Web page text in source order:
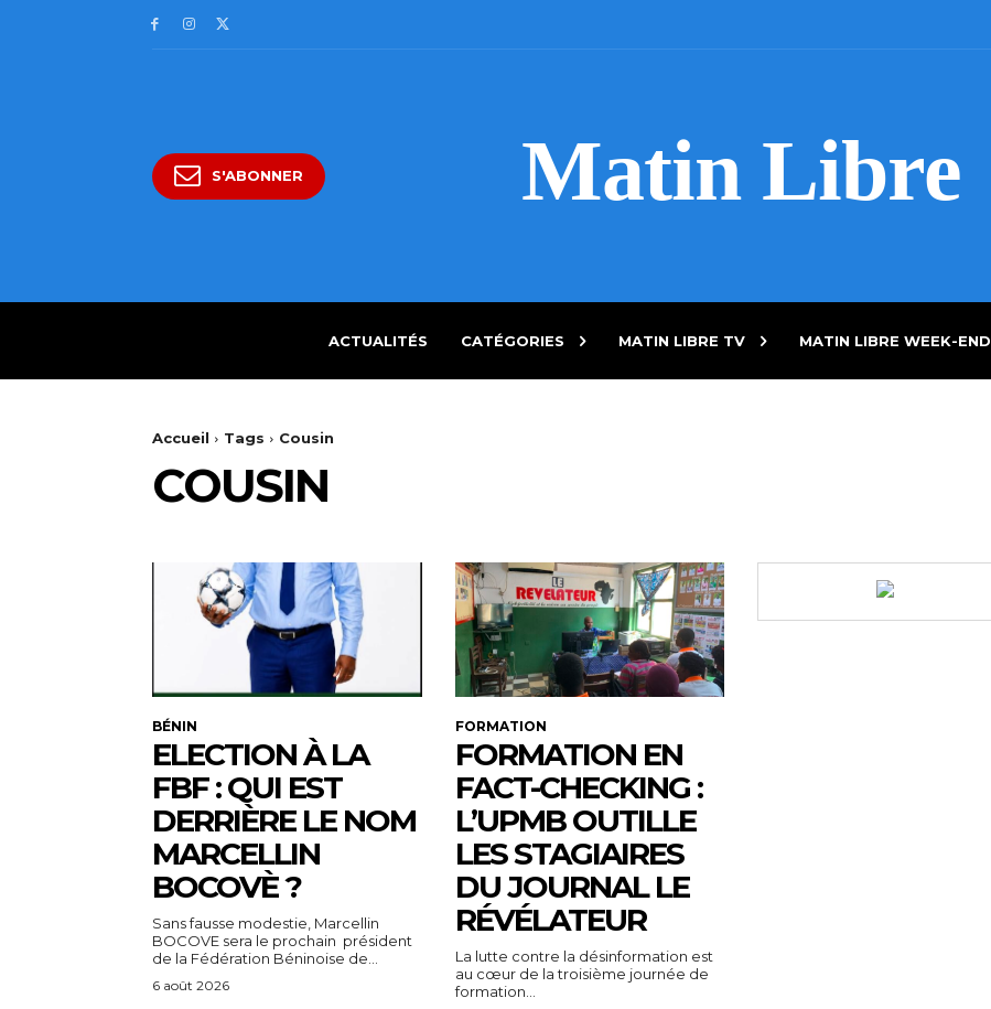
S'ABONNER Matin Libre
ACTUALITÉS CATÉGORIES MATIN LIBRE TV MATIN LIBRE WEEK-END
Accueil Tags Cousin
COUSIN
BÉNIN
ELECTION À LA
FBF : QUI EST
DERRIÈRE LE NOM
MARCELLIN
BOCOVÈ ?
Sans fausse modestie, Marcellin
BOCOVE sera le prochain président
de la Fédération Béninoise de...
6 août 2026
FORMATION
FORMATION EN
FACT-CHECKING :
L’UPMB OUTILLE
LES STAGIAIRES
DU JOURNAL LE
RÉVÉLATEUR
La lutte contre la désinformation est
au cœur de la troisième journée de
formation...